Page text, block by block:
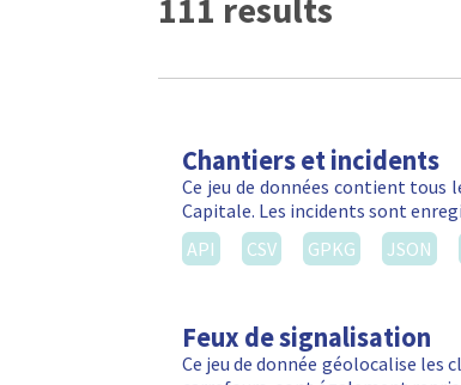
111 results
Chantiers et incidents
Ce jeu de données contient tous
Capitale. Les incidents sont
API
CSV GPKG JSON
Feux de signalisation
Ce jeu de donnée géolocalise les